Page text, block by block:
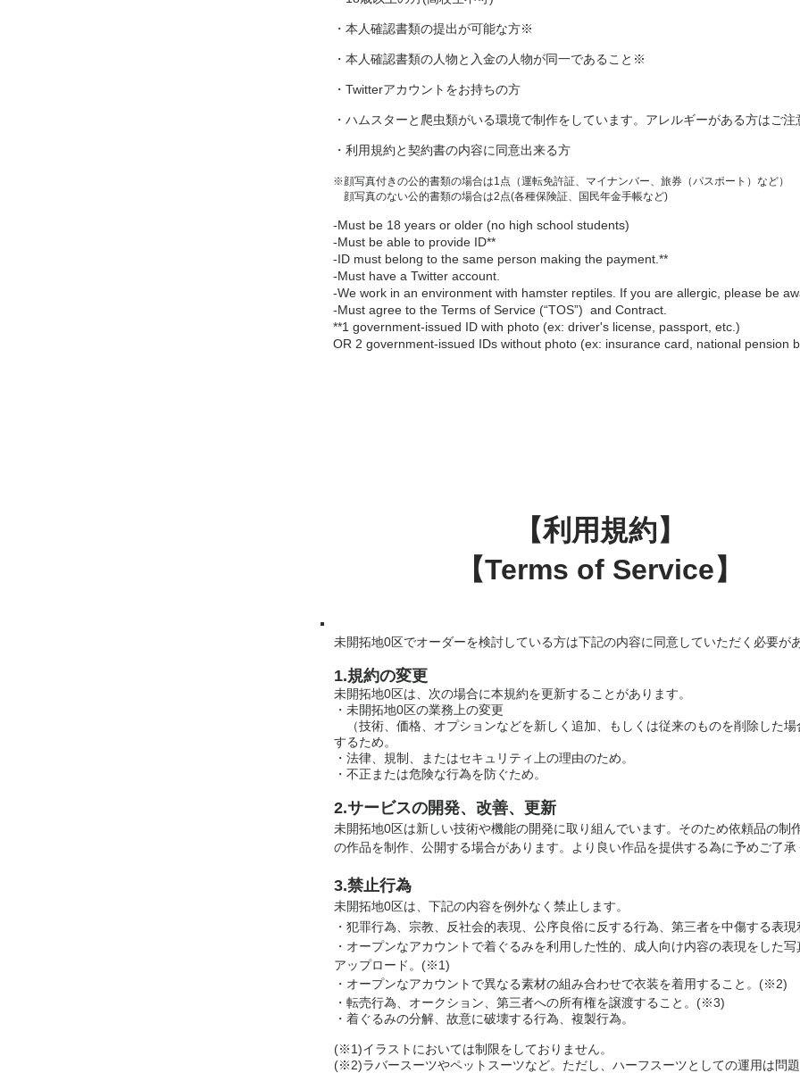
・本人確認書類の提出が可能な方​※
・本人確認書類の人物と入金の人物が同一であること※
・Twitterアカウントをお持ちの方
・ハムスターと爬虫類がいる環境で制作をしています。アレルギーがある方はご注
・利用規約と契約書の内容に同意出来る方
※顔写真付きの公的書類の場合は1点（運転免許証、マイナンバー、旅券（パスポート）など）
​ 顔写真のない公的書類の場合は2点(各種保険証、国民年金手帳など)
-Must be 18 years or older (no high school students)
-Must be able to provide ID**
-ID must belong to the same person making the payment.**
-Must have a Twitter account.
-We work in an environment with hamster reptiles. If you are allergic, please be
-Must agree to the Terms of Service (“TOS”) and Contract.
**1 government-issued ID with photo (ex: driver's license, passport, etc.)
OR 2 government-issued IDs without photo (ex: insurance card, national pension
【利用規約】
【Terms of Service】
未開拓地0区でオーダーを検討している方は下記の内容に同意していただく必要が
1.規約の変更
未開拓地0区は、次の場合に本規約を更新することがあります。
・未開拓地0区の業務上の変更
（技術、価格、オプションなどを新しく追加、もしくは従来のものを削除した場
するため。
・法律、規制、またはセキュリティ上の理由のため。
・不正または危険な行為を防ぐため。
2.サービスの開発、改善、更新
未開拓地0区は新しい技術や機能の開発に取り組んでいます。そのため依頼品の制
の作品を制作、公開する場合があります。より良い作品を提供する為に予めご了承
3.禁止行為
未開拓地0区は、下記の内容を例外なく禁止します。
・犯罪行為、宗教、反社会的表現、公序良俗に反する行為、第三者を中傷する表現
・オープンなアカウントで着ぐるみを利用した性的、成人向け内容の表現をした
アップロード。(※1)
・オープンなアカウントで異なる素材の組み合わせで衣装を着用すること。(※2)
・転売行為、オークション、第三者への所有権を譲渡すること。(※3)
・着ぐるみの分解、故意に破壊する行為、複製行為。
(※1)イラストにおいては制限をしておりません。
(※2)ラバースーツやペットスーツなど。ただし、ハーフスーツとしての運用は問